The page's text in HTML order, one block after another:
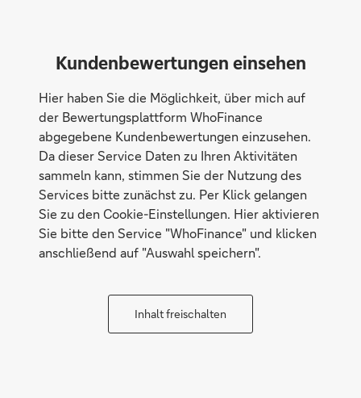
Kundenbewertungen einsehen
Hier haben Sie die Möglichkeit, über mich auf
der Bewertungsplattform WhoFinance
abgegebene Kundenbewertungen einzusehen.
Da dieser Service Daten zu Ihren Aktivitäten
sammeln kann, stimmen Sie der Nutzung des
Services bitte zunächst zu. Per Klick gelangen
Sie zu den Cookie-Einstellungen. Hier aktivieren
Sie bitte den Service "WhoFinance" und klicken
anschließend auf "Auswahl speichern".
Inhalt freischalten